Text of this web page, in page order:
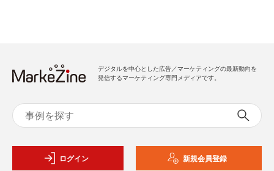
デジタルを中心とした広告／マーケティングの最新動向を
発信するマーケティング専門メディアです。
ログイン 新規会員登録